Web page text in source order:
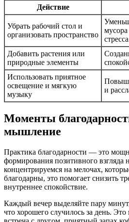
Действие
Убрать рабочий стол и
организовать пространство
стресса
Добавить растения или
природные элементы
Использовать приятное
освещение и мягкую
музыку
и
Моменты
мышление
Практика благодарности — это
формирования позитивного взгляда
концентрируемся на мелочах,
благодарны, это помогает снизить
внутреннее спокойствие.
Каждый вечер выделяйте пару
что хорошего случилось за день.